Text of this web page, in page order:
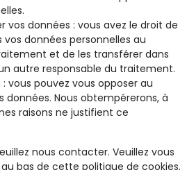
vos données : vous avez le droit de
données personnelles au
et de les transférer dans
autre responsable du traitement.
: vous pouvez vous opposer au
Nous obtempérerons, à
raisons ne justifient ce
nous contacter. Veuillez vous
bas de cette politique de cookies.